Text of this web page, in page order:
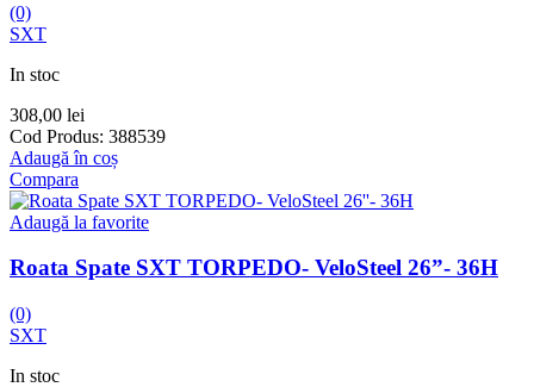
(0)
SXT
In stoc
308,00 lei
Cod Produs: 388539
Adaugă în coș
Compara
Adaugă la favorite
Roata Spate SXT TORPEDO- VeloSteel 26”- 36H
(0)
SXT
In stoc